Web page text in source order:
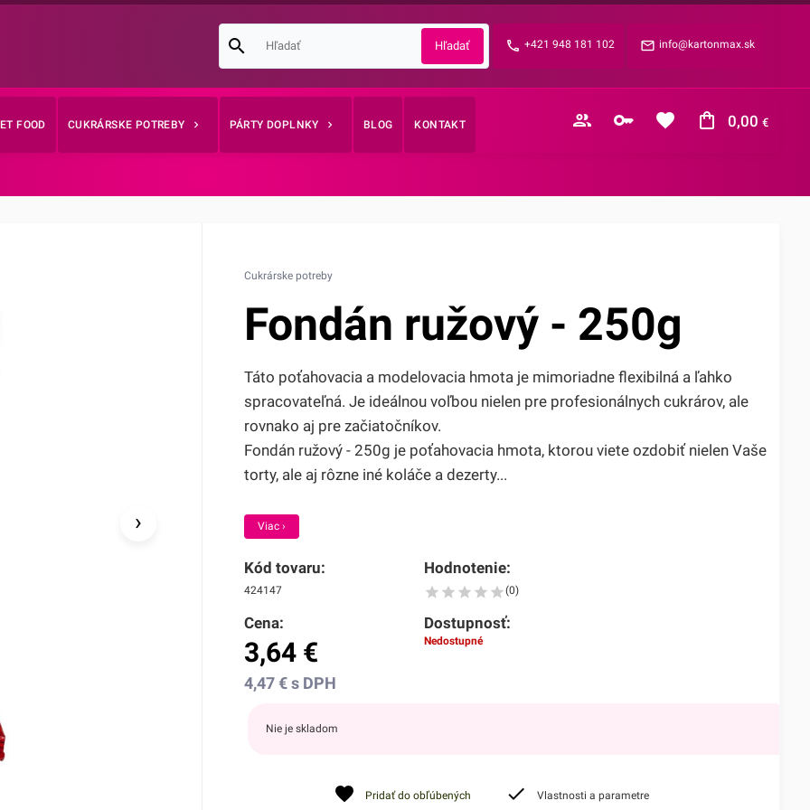
info@kartonmax.sk
+421 948 181 102
FOOD CUKRÁRSKE POTREBY PÁRTY DOPLNKY BLOG KONTAKT 0,00€
Zabudnuté heslo?
›
Cukrárske potreby
Fondán ružový - 250g
Táto poťahovacia a modelovacia hmota je mimoriadne flexibilná a ľahko
spracovateľná. Je ideálnou voľbou nielen pre profesionálnych cukrárov, ale
rovnako aj pre začiatočníkov.
Fondán ružový - 250g je poťahovacia hmota, ktorou viete ozdobiť nielen Vaše
torty, ale aj rôzne iné koláče a dezerty...
Viac ›
Kód tovaru:
424147
Hodnotenie:
(0)
Cena:
3,64 €
4,47€s DPH
Dostupnosť:
Nedostupné
Nie je skladom
Pridať do obľúbených Vlastnosti a parametre